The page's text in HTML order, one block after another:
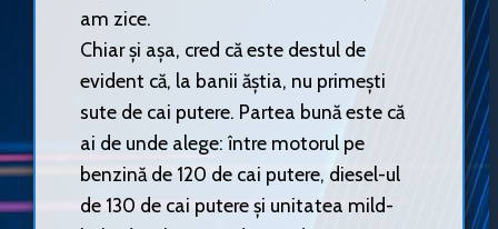
am zice.
Chiar și așa, cred că este destul de
evident că, la banii ăștia, nu primești
sute de cai putere. Partea bună este că
ai de unde alege: între motorul pe
benzină de 120 de cai putere, diesel-ul
de 130 de cai putere și unitatea mild-